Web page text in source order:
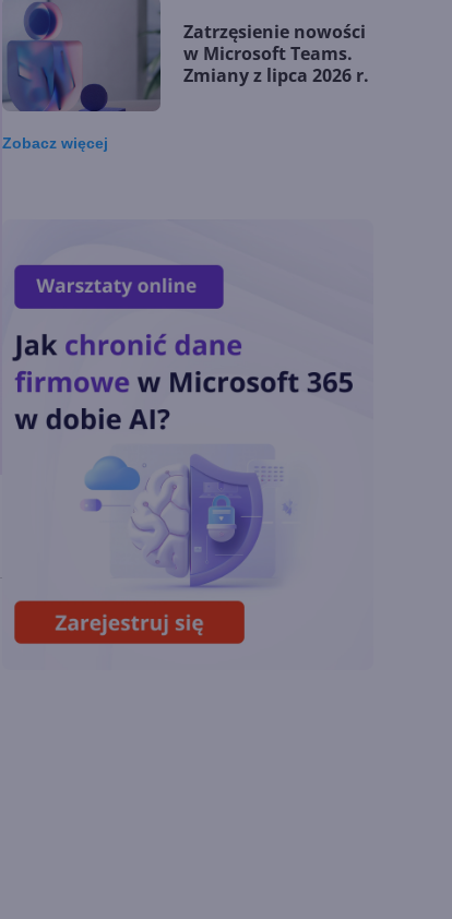
Zatrzęsienie nowości
w Microsoft Teams.
Zmiany z lipca 2026 r.
OpenAI tnie ceny
modeli GPT-5.6.
Odpowiedź na presję
Chin
chmury. Microsoft
ogłasza znakomite
wyniki i
superaplikację
Sztuczna inteligencja
wspiera odkrycia
naukowe. OpenAI
startuje z nowym
Zobaczwięcej